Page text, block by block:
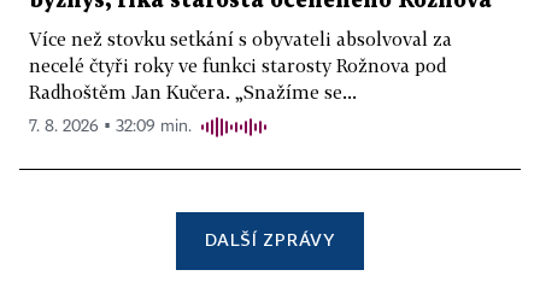
Více než stovku setkání s obyvateli absolvoval za
necelé čtyři roky ve funkci starosty Rožnova pod
Radhoštěm Jan Kučera. „Snažíme se...
7. 8. 2026 ▪ 32:09 min.
DALŠÍ ZPRÁVY